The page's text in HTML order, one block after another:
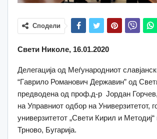
Сподели
Свети Николе, 16.01.2020
Делегација од Меѓународниот
“Гaврило Романович Державин” од
предводена од проф.д-р Јордан
на Управниот одбор на Универзитетот,
универзитетот „Свети Кирил и
Трново, Бугарија.